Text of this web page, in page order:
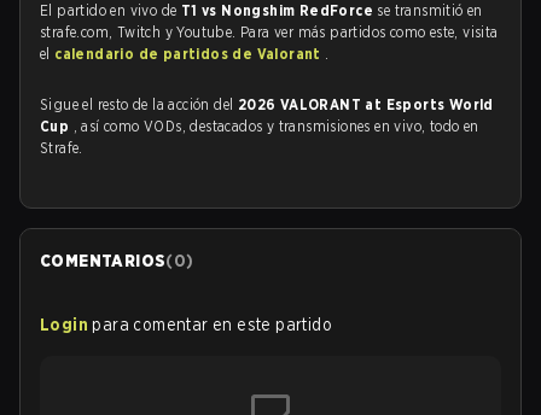
El partido en vivo de T1 vs Nongshim RedForce se transmitió en
strafe.com, Twitch y Youtube. Para ver más partidos como este, visita
el calendario de partidos de Valorant .
Sigue el resto de la acción del 2026 VALORANT at Esports World
Cup , así como VODs, destacados y transmisiones en vivo, todo en
Strafe.
COMENTARIOS(0)
Login para comentar en este partido